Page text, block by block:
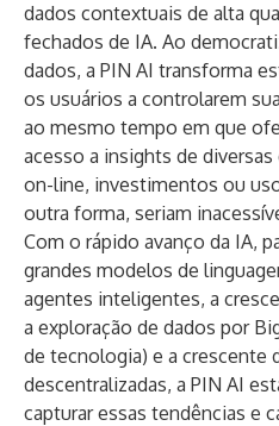
dados contextuais de alta
fechados de IA. Ao
dados, a PIN AI transforma
os usuários a controlarem
ao mesmo tempo em que
acesso a insights de
on-line, investimentos ou
outra forma, seriam
Com o rápido avanço da IA,
grandes modelos de
agentes inteligentes, a
a exploração de dados por
de tecnologia) e a crescente
descentralizadas, a PIN AI
capturar essas tendências e